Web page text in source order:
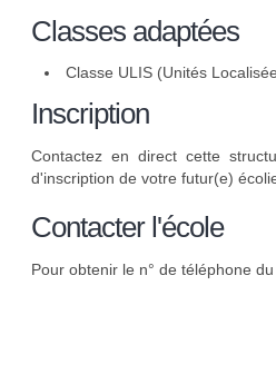
Classes adaptées
Classe ULIS (Unités
Inscription
Contactez en direct cette
d'inscription de votre futur(e)
Contacter l'école
Pour obtenir le n° de téléphone